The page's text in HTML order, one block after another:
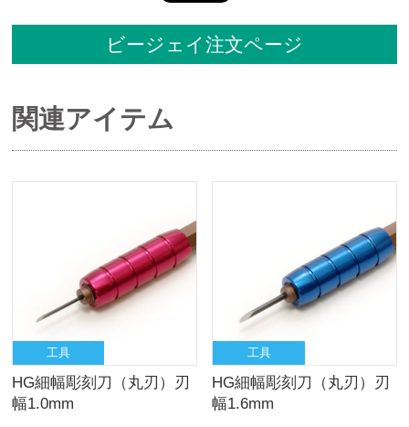
ビージェイ注文ページ
関連アイテム
工具
HG細幅彫刻刀（丸刃）刃
幅1.0mm
工具
HG細幅彫刻刀（丸刃）刃
幅1.6mm